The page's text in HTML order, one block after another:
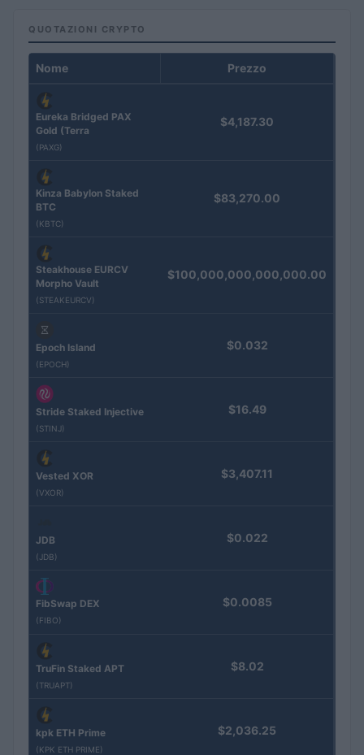
QUOTAZIONI CRYPTO
Nome Prezzo
Eureka Bridged PAX
Gold (Terra
(PAXG)
$4,187.30
Kinza Babylon Staked
BTC
(KBTC)
$83,270.00
Steakhouse EURCV
Morpho Vault
(STEAKEURCV)
$100,000,000,000,000.00
Epoch Island
(EPOCH)
$0.032
Stride Staked Injective
(STINJ)
$16.49
Vested XOR
(VXOR)
$3,407.11
JDB
(JDB)
$0.022
FibSwap DEX
(FIBO)
$0.0085
TruFin Staked APT
(TRUAPT)
$8.02
kpk ETH Prime
(KPK ETH PRIME)
$2,036.25